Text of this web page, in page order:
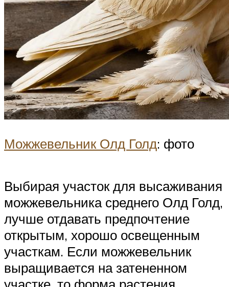
Можжевельник Олд Голд: фото
Выбирая участок для высаживания
можжевельника среднего Олд Голд,
лучше отдавать предпочтение
открытым, хорошо освещенным
участкам. Если можжевельник
выращивается на затененном